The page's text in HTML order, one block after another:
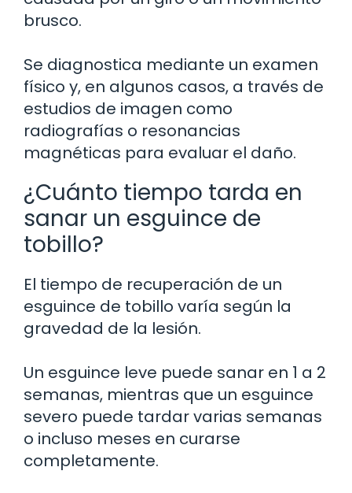
brusco.
Se diagnostica mediante un examen
físico y, en algunos casos, a través de
estudios de imagen como
radiografías o resonancias
magnéticas para evaluar el daño.
¿Cuánto tiempo tarda en
sanar un esguince de
tobillo?
El tiempo de recuperación de un
esguince de tobillo varía según la
gravedad de la lesión.
Un esguince leve puede sanar en 1 a 2
semanas, mientras que un esguince
severo puede tardar varias semanas
o incluso meses en curarse
completamente.